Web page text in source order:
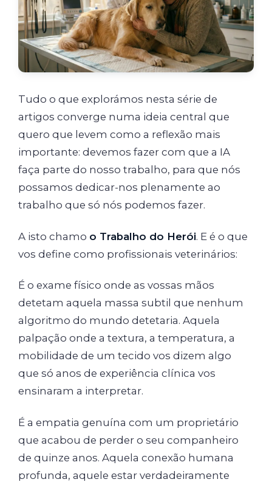
Tudo o que explorámos nesta série de
artigos converge numa ideia central que
quero que levem como a reflexão mais
importante: devemos fazer com que a IA
faça parte do nosso trabalho, para que nós
possamos dedicar-nos plenamente ao
trabalho que só nós podemos fazer.
A isto chamo o Trabalho do Herói. E é o que
vos define como profissionais veterinários:
É o exame físico onde as vossas mãos
detetam aquela massa subtil que nenhum
algoritmo do mundo detetaria. Aquela
palpação onde a textura, a temperatura, a
mobilidade de um tecido vos dizem algo
que só anos de experiência clínica vos
ensinaram a interpretar.
É a empatia genuína com um proprietário
que acabou de perder o seu companheiro
de quinze anos. Aquela conexão humana
profunda, aquele estar verdadeiramente